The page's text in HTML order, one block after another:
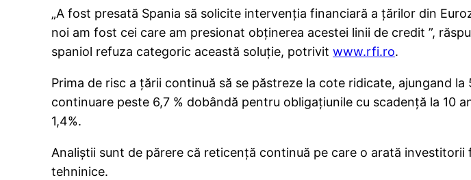
„A fost presată Spania să solicite intervenția financiară a țărilor din
noi am fost cei care am presionat obținerea acestei linii de credit ”,
spaniol refuza categoric această soluție, potrivitwww.rfi.ro.
Prima de risc a ţării continuă să se păstreze la cote ridicate, ajungand
continuare peste 6,7 % dobândă pentru obligațiunile cu scadență la 10
1,4%.
Analiștii sunt de părere că reticență continuă pe care o arată
tehninice.